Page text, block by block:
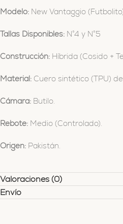
Modelo: New Vantaggio
Tallas Disponibles: N°4 y N°5
Construcción: Híbrida (Cosido +
Material: Cuero sintético (TPU)
Cámara: Butilo.
Rebote: Medio (Controlado).
Origen: Pakistán.
Valoraciones (0)
Envío